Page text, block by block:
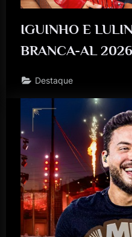
IGUINHO E
BRANCA-AL 2026
Destaque